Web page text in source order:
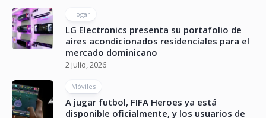
Hogar
LG Electronics presenta su portafolio de
aires acondicionados residenciales para el
mercado dominicano
2 julio, 2026
Móviles
A jugar futbol, FIFA Heroes ya está
disponible oficialmente, y los usuarios de